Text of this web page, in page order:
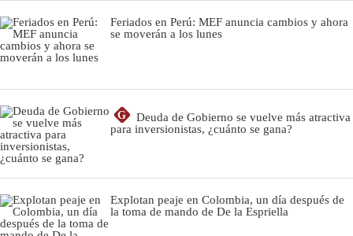
Feriados en Perú: MEF anuncia cambios y ahora
se moverán a los lunes
G
Deuda de Gobierno se vuelve más atractiva
para inversionistas, ¿cuánto se gana?
Explotan peaje en Colombia, un día después de
la toma de mando de De la Espriella